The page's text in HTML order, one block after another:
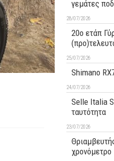
γεμάτες
28/07/2026
20ο ετάπ
25/07/2026
Shimano
24/07/2026
Selle Italia
ταυτότητα
23/07/2026
χρονόμετρο